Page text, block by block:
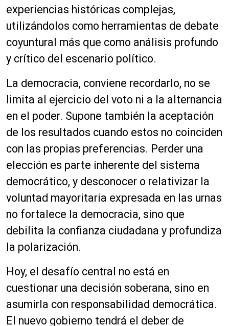
experiencias históricas complejas,
utilizándolos como herramientas de debate
coyuntural más que como análisis profundo
y crítico del escenario político.
La democracia, conviene recordarlo, no se
limita al ejercicio del voto ni a la alternancia
en el poder. Supone también la aceptación
de los resultados cuando estos no coinciden
con las propias preferencias. Perder una
elección es parte inherente del sistema
democrático, y desconocer o relativizar la
voluntad mayoritaria expresada en las urnas
no fortalece la democracia, sino que
debilita la confianza ciudadana y profundiza
la polarización.
Hoy, el desafío central no está en
cuestionar una decisión soberana, sino en
asumirla con responsabilidad democrática.
El nuevo gobierno tendrá el deber de